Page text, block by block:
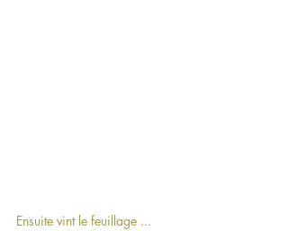
Ensuite vint le feuillage ...